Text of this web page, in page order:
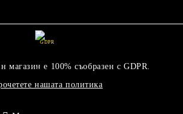
GDPR
магазин е 100% съобразен с GDPR.
нашата политика